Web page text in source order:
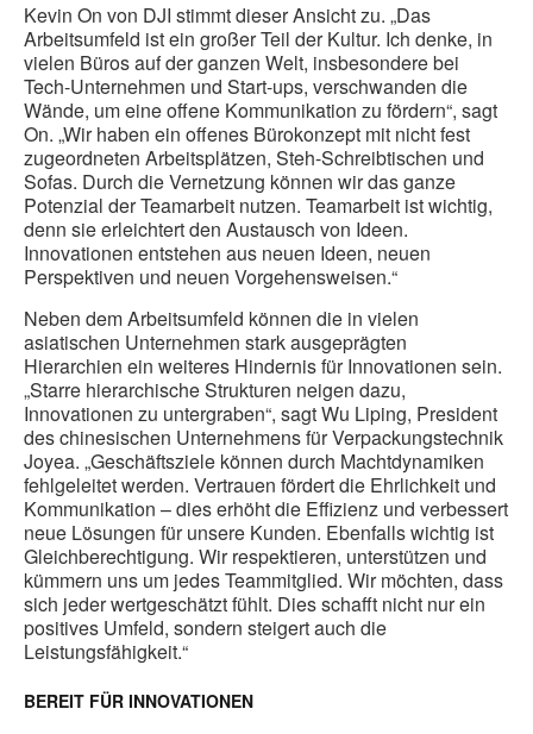
Kevin On von DJI stimmt dieser Ansicht zu. „Das
Arbeitsumfeld ist ein großer Teil der Kultur. Ich denke, in
vielen Büros auf der ganzen Welt, insbesondere bei
Tech-Unternehmen und Start-ups, verschwanden die
Wände, um eine offene Kommunikation zu fördern“, sagt
On. „Wir haben ein offenes Bürokonzept mit nicht fest
zugeordneten Arbeitsplätzen, Steh-Schreibtischen und
Sofas. Durch die Vernetzung können wir das ganze
Potenzial der Teamarbeit nutzen. Teamarbeit ist wichtig,
denn sie erleichtert den Austausch von Ideen.
Innovationen entstehen aus neuen Ideen, neuen
Perspektiven und neuen Vorgehensweisen.“
Neben dem Arbeitsumfeld können die in vielen
asiatischen Unternehmen stark ausgeprägten
Hierarchien ein weiteres Hindernis für Innovationen sein.
„Starre hierarchische Strukturen neigen dazu,
Innovationen zu untergraben“, sagt Wu Liping, President
des chinesischen Unternehmens für Verpackungstechnik
Joyea. „Geschäftsziele können durch Machtdynamiken
fehlgeleitet werden. Vertrauen fördert die Ehrlichkeit und
Kommunikation – dies erhöht die Effizienz und verbessert
neue Lösungen für unsere Kunden. Ebenfalls wichtig ist
Gleichberechtigung. Wir respektieren, unterstützen und
kümmern uns um jedes Teammitglied. Wir möchten, dass
sich jeder wertgeschätzt fühlt. Dies schafft nicht nur ein
positives Umfeld, sondern steigert auch die
Leistungsfähigkeit.“
BEREIT FÜR INNOVATIONEN